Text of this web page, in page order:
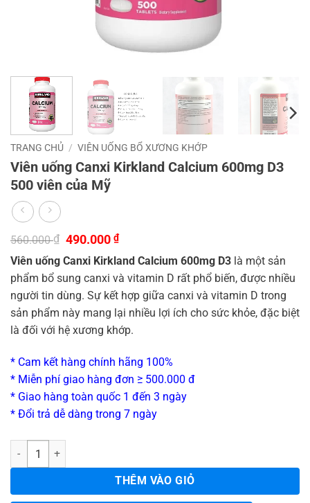
TRANG CHỦ / VIÊN UỐNG BỔ XƯƠNG KHỚP
Viên uống Canxi Kirkland Calcium 600mg D3
500 viên của Mỹ
560.000₫ Giá
là:
560.000 ₫.
490.000 ₫Giá
tại
là:
490.000 ₫.
Viên uống Canxi Kirkland Calcium 600mg D3 là một sản
phẩm bổ sung canxi và vitamin D rất phổ biến, được nhiều
người tin dùng. Sự kết hợp giữa canxi và vitamin D trong
sản phẩm này mang lại nhiều lợi ích cho sức khỏe, đặc biệt
là đối với hệ xương khớp.
* Cam kết hàng chính hãng 100%
* Miễn phí giao hàng đơn ≥ 500.000 đ
* Giao hàng toàn quốc 1 đến 3 ngày
* Đổi trả dễ dàng trong 7 ngày
Số lượng
THÊM VÀO GIỎ